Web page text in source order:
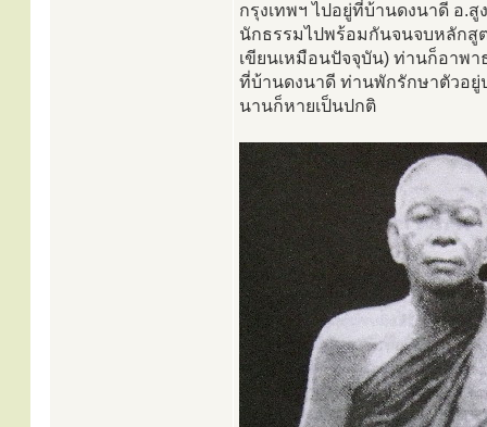
กรุงเทพฯ ไปอยู่ที่บ้านดงนาดี อ.สู
นักธรรมไปพร้อมกันจนจบหลักสู
เขียนเหมือนปัจจุบัน) ท่านก็อาพา
ที่บ้านดงนาดี ท่านพักรักษาตัวอยู่
นานก็หายเป็นปกติ